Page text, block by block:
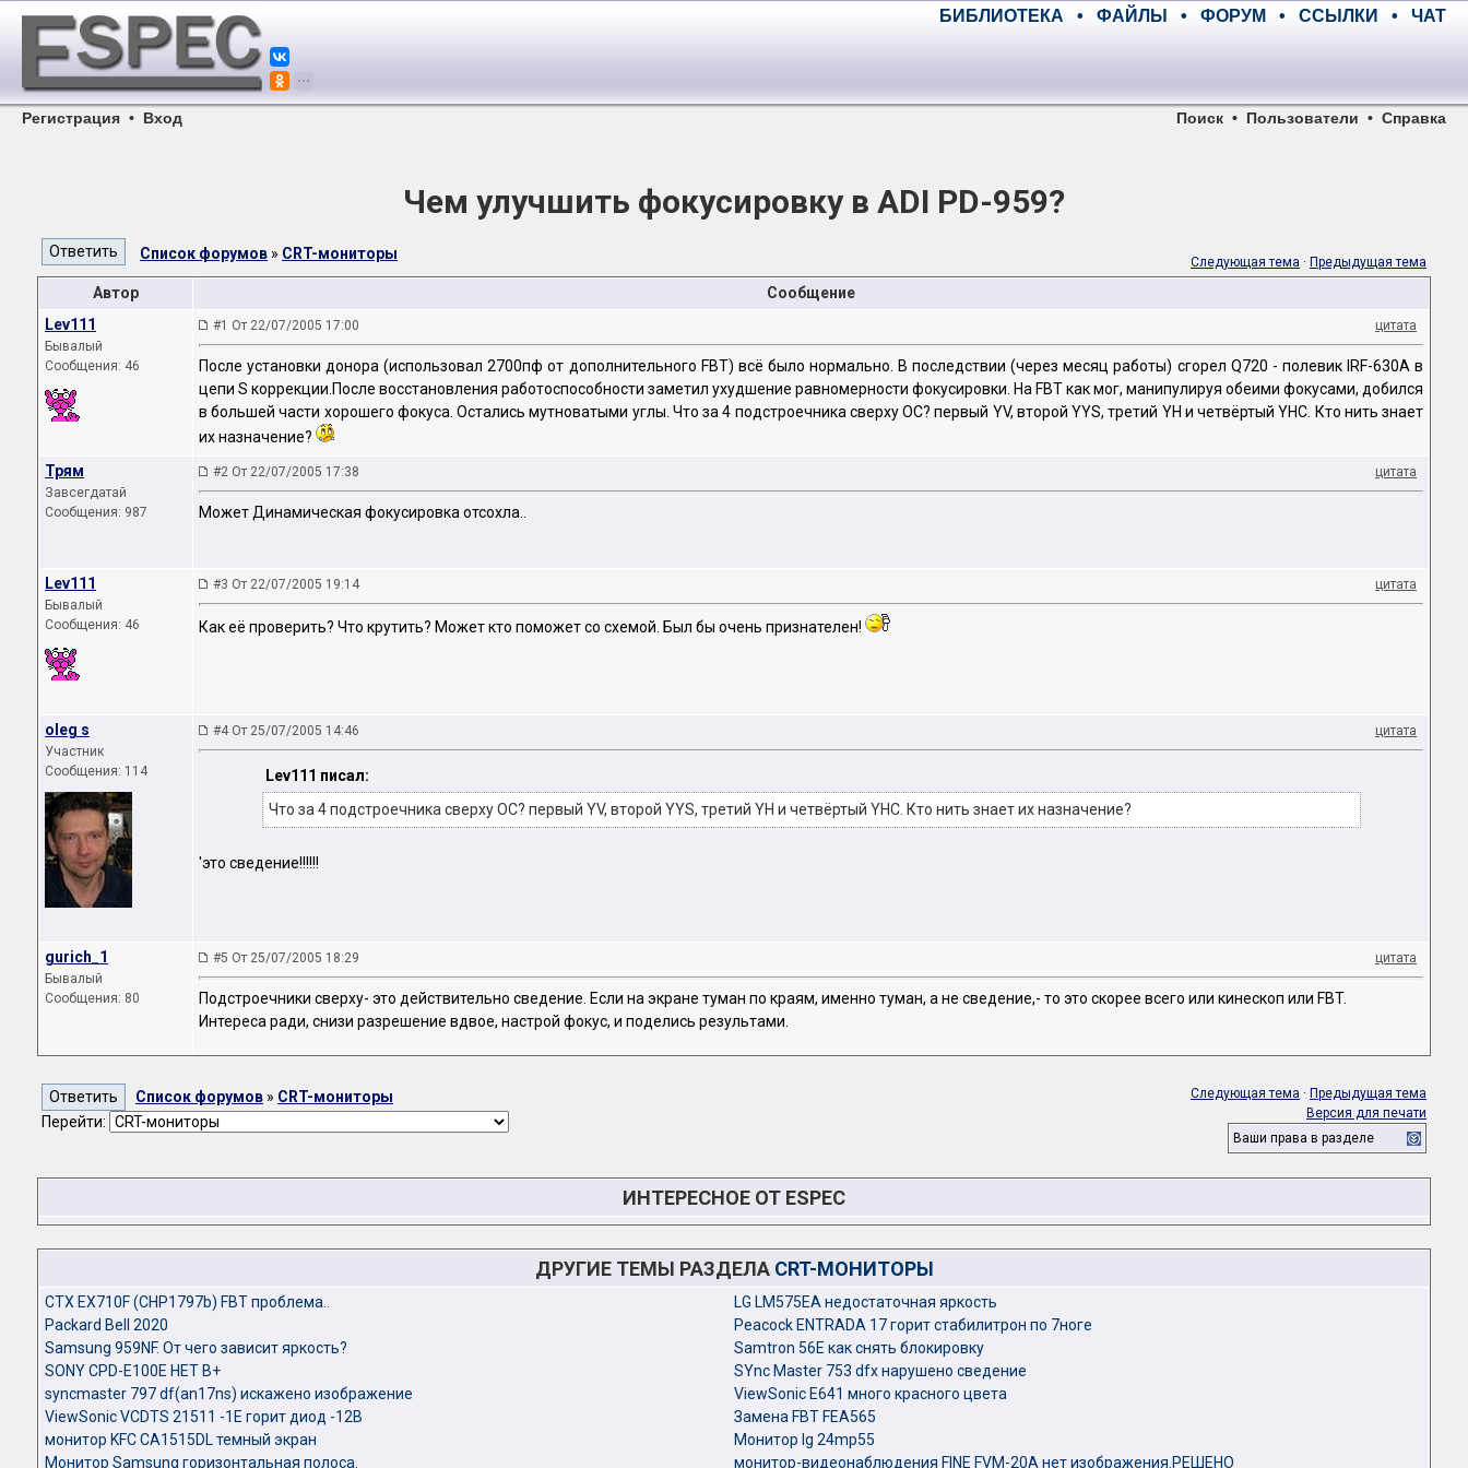
БИБЛИОТЕКА • ФАЙЛЫ • ФОРУМ • ССЫЛКИ • ЧАТ
Регистрация • Вход Поиск • Пользователи • Справка
Чем улучшить фокусировку в ADI PD-959?
Список форумов » CRT-мониторы Следующая тема · Предыдущая тема
Автор
Сообщение
Lev111
Бывалый
Сообщения: 46
#1 От 22/07/2005 17:00 цитата
После установки донора (использовал 2700пф от дополнительного FBT) всё было нормально. В последствии (через месяц работы) сгорел Q720 - полевик IRF-630A в
цепи S коррекции.После восстановления работоспособности заметил ухудшение равномерности фокусировки. На FBT как мог, манипулируя обеими фокусами, добился
в большей части хорошего фокуса. Остались мутноватыми углы. Что за 4 подстроечника сверху ОС? первый YV, второй YYS, третий YH и четвёртый YHC. Кто нить знает
их назначение?
Трям
Завсегдатай
Сообщения: 987
#2 От 22/07/2005 17:38 цитата
Может Динамическая фокусировка отсохла..
Lev111
Бывалый
Сообщения: 46
#3 От 22/07/2005 19:14 цитата
Как её проверить? Что крутить? Может кто поможет со схемой. Был бы очень признателен!
oleg s
Участник
Сообщения: 114
#4 От 25/07/2005 14:46 цитата
Lev111 писал:
Что за 4 подстроечника сверху ОС? первый YV, второй YYS, третий YH и четвёртый YHC. Кто нить знает их назначение?
'это сведение!!!!!!
gurich_1
Бывалый
Сообщения: 80
#5 От 25/07/2005 18:29 цитата
Подстроечники сверху- это действительно сведение. Если на экране туман по краям, именно туман, а не сведение,- то это скорее всего или кинескоп или FBT.
Интереса ради, снизи разрешение вдвое, настрой фокус, и поделись результами.
Список форумов » CRT-мониторы
Перейти:
Следующая тема · Предыдущая тема
Версия для печати
Ваши права в разделе
ИНТЕРЕСНОЕ ОТ ESPEC
ДРУГИЕ ТЕМЫ РАЗДЕЛА CRT-МОНИТОРЫ
CTX EX710F (CHP1797b) FBT проблема..
LG LM575EA недостаточная яркость
Packard Bell 2020
Peacock ENTRADA 17 горит стабилитрон по 7ноге
Samsung 959NF. От чего зависит яркость?
Samtron 56E как снять блокировку
SONY CPD-E100E НЕТ B+
SYnc Master 753 dfx нарушено сведение
syncmaster 797 df(an17ns) искажено изображение
ViewSonic E641 много красного цвета
ViewSonic VCDTS 21511 -1E горит диод -12В
Замена FBT FEA565
монитор KFC CA1515DL темный экран
Монитор lg 24mp55
Монитор Samsung горизонтальная полоса.
монитор-видеонаблюдения FINE FVM-20A нет изображения.РЕШЕНО